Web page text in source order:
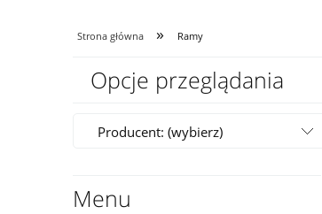
Strona główna » Ramy
Opcje przeglądania
Producent: (wybierz)
Menu